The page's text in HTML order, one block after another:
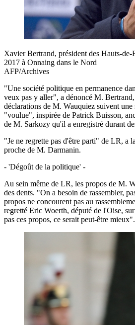
Xavier Bertrand, président des Hauts-de-
2017 à Onnaing dans le Nord
AFP/Archives
"Une société politique en permanence
veux pas y aller", a dénoncé M.
déclarations de M. Wauquiez suivent une
"voulue", inspirée de Patrick Buisson,
de M. Sarkozy qu'il a enregistré durant
"Je ne regrette pas d'être parti" de LR, a
proche de M. Darmanin.
- 'Dégoût de la politique' -
Au sein même de LR, les propos de M.
des dents. "On a besoin de rassembler,
propos ne concourent pas au
regretté Eric Woerth, député de l'Oise,
pas ces propos, ce serait peut-être mieux".